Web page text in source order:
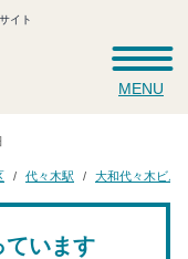
イト
MENU
代々木駅 大和代々木ビル
ています